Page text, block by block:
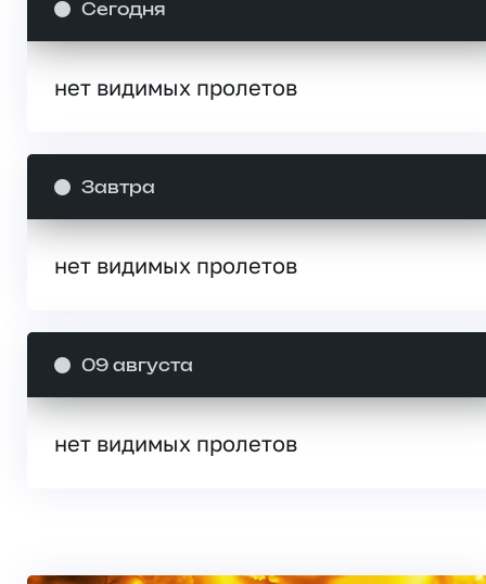
Сегодня
нет видимых пролетов
Завтра
нет видимых пролетов
09 августа
нет видимых пролетов